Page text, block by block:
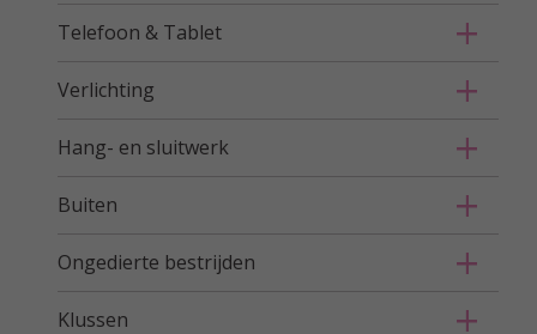
Telefoon & Tablet
Verlichting
Hang- en sluitwerk
Buiten
Ongedierte bestrijden
Klussen